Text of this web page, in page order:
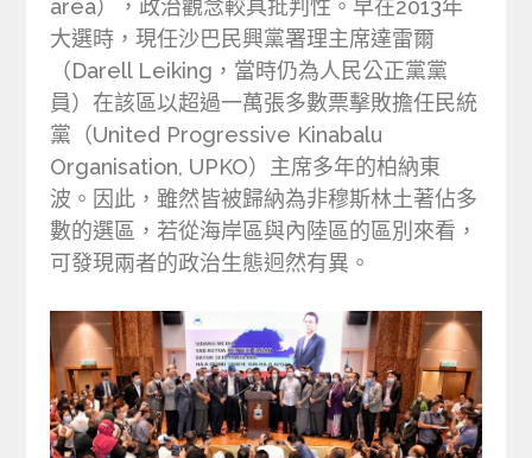
area），政治觀念較具批判性。早在2013年
大選時，現任沙巴民興黨署理主席達雷爾
（Darell Leiking，當時仍為人民公正黨黨
員）在該區以超過一萬張多數票擊敗擔任民統
黨（United Progressive Kinabalu
Organisation, UPKO）主席多年的柏納東
波。因此，雖然皆被歸納為非穆斯林土著佔多
數的選區，若從海岸區與內陸區的區別來看，
可發現兩者的政治生態迥然有異。